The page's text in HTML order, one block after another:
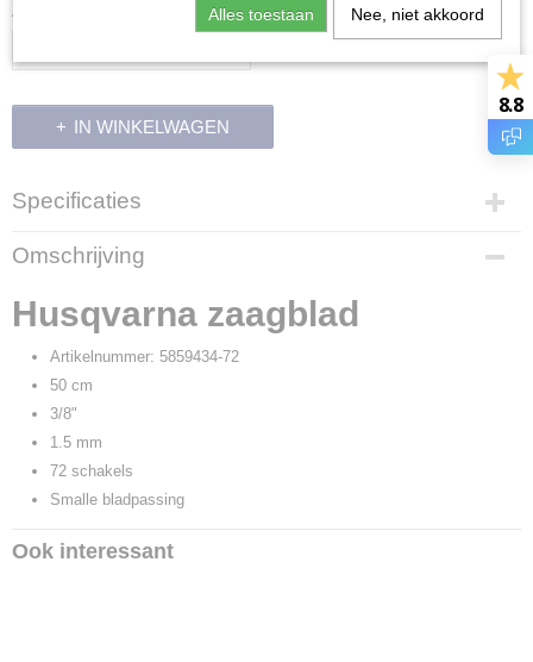
Aantal
IN WINKELWAGEN
Specificaties
Productcode
9926
Productcode leverancier
5859434-72
Omschrijving
Husqvarna zaagblad
Artikelnummer: 5859434-72
50 cm
3/8"
1.5 mm
72 schakels
Smalle bladpassing
Ook interessant
8.8
Alles toestaan Nee, niet akkoord